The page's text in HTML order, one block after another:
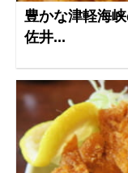
豊かな津軽海
佐井...